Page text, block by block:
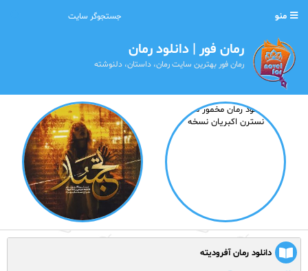
منو
رمان فور | دانلود رمان
رمان فور بهترین سایت رمان، داستان، دلنوشته
دانلود رمان آفرودیته